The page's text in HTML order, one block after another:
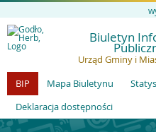
Biuletyn
Urząd Gminy i
BIP
Mapa Biuletynu
Deklaracja dostępności